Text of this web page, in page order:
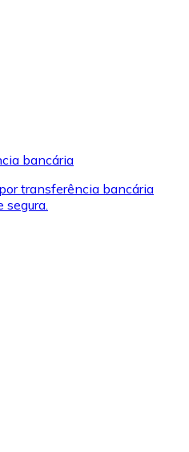
bancária
das suas marcas favoritas
presente
bancária
transferência bancária